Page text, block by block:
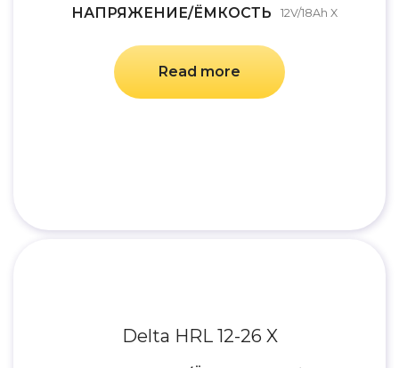
НАПРЯЖЕНИЕ/ЁМКОСТЬ 12V/18Ah X
Read more
Delta HRL 12-26 X